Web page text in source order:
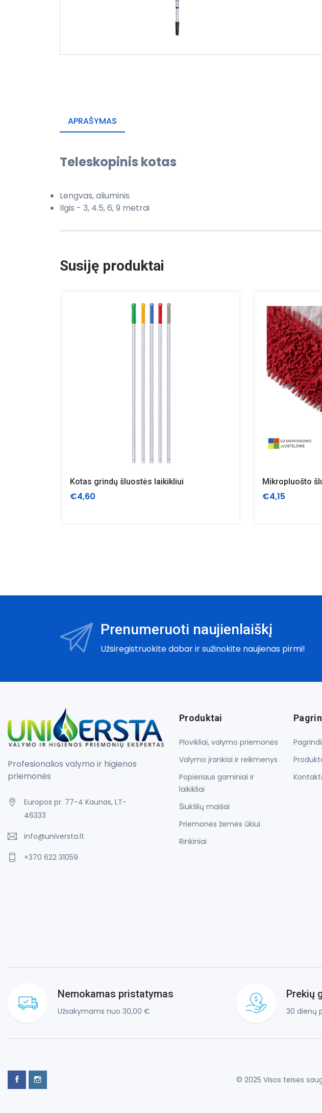
APRAŠYMAS
Teleskopinis kotas
Lengvas, aliuminis
Ilgis - 3, 4.5, 6, 9 metrai
Susiję produktai
Kotas grindų šluostės laikikliui
€4,60
Mikropluošto
€4,15
Prenumeruoti naujienlaiškį
Užsiregistruokite dabar ir sužinokite naujienas pirmi!
Profesionalios valymo ir higienos
priemonės
Europos pr. 77-4 Kaunas, LT-
46333
info@universta.lt
+370 622 31059
Produktai
Plovikliai, valymo priemonės
Valymo įrankiai ir reikmenys
Popieriaus gaminiai ir
laikikliai
Šiukšlių maišai
Priemonės žemės ūkiui
Rinkiniai
Nemokamas pristatymas
Užsakymams nuo 30,00 €
Prekių
30 dienų
© 2025 Visos teisės